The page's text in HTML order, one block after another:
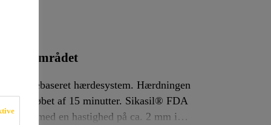
hærdesystem. Hærdningen
sker i løbet af 15 minutter. Sikasil® FDA
med en hastighed på ca. 2 mm i